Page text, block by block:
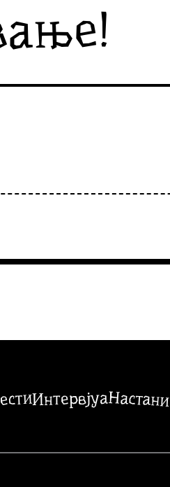
ИнтервјуаНастани